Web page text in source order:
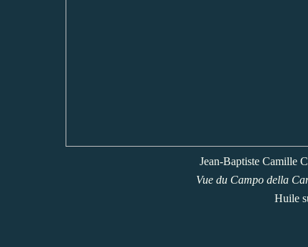
Jean-Baptiste Camille
Vue du Campo della
Huile